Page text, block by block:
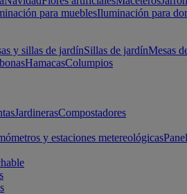
para mueblesIluminación para
y sillas de jardínSillas de jardínMesas
HamacasColumpios
JardinerasCompostadores
y estaciones metereológicas